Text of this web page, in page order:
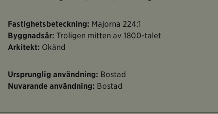
Fastighetsbeteckning: Majorna 224:1
Byggnadsår: Troligen mitten av 1800-talet
Arkitekt: Okänd
Ursprunglig användning: Bostad
Nuvarande användning: Bostad